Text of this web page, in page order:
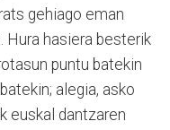
gehiago eman
Hura hasiera besterik
puntu batekin
alegia, asko
euskal dantzaren